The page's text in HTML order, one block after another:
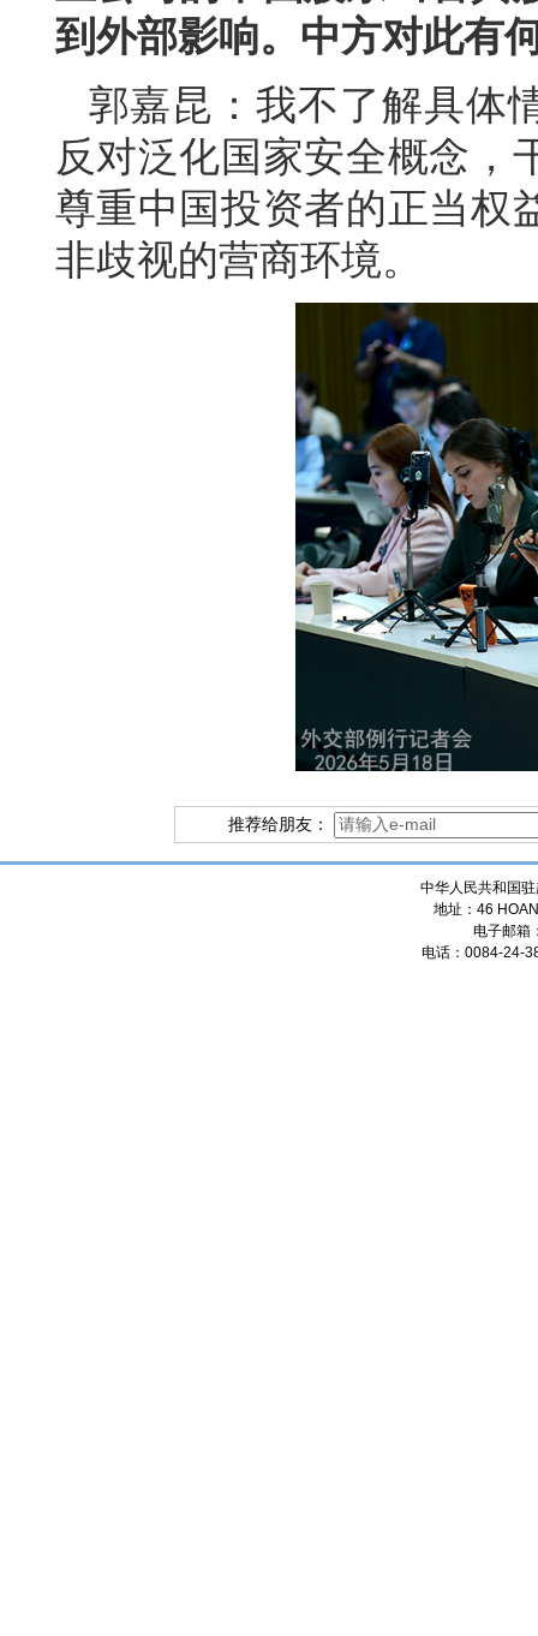
到外部影响。中方对此有
郭嘉昆：我不了解具体
反对泛化国家安全概念，
尊重中国投资者的正当权
非歧视的营商环境。
推荐给朋友：
中华人民共和国
地址：46
电子邮箱
电话：0084-24-